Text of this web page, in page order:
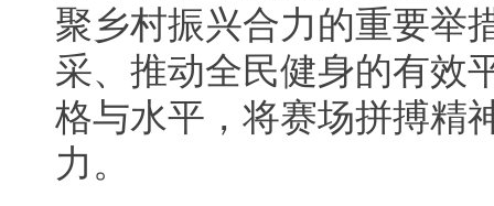
聚乡村振兴合力的重要举
采、推动全民健身的有效
格与水平，将赛场拼搏精
力。